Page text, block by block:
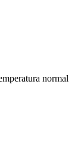
normal